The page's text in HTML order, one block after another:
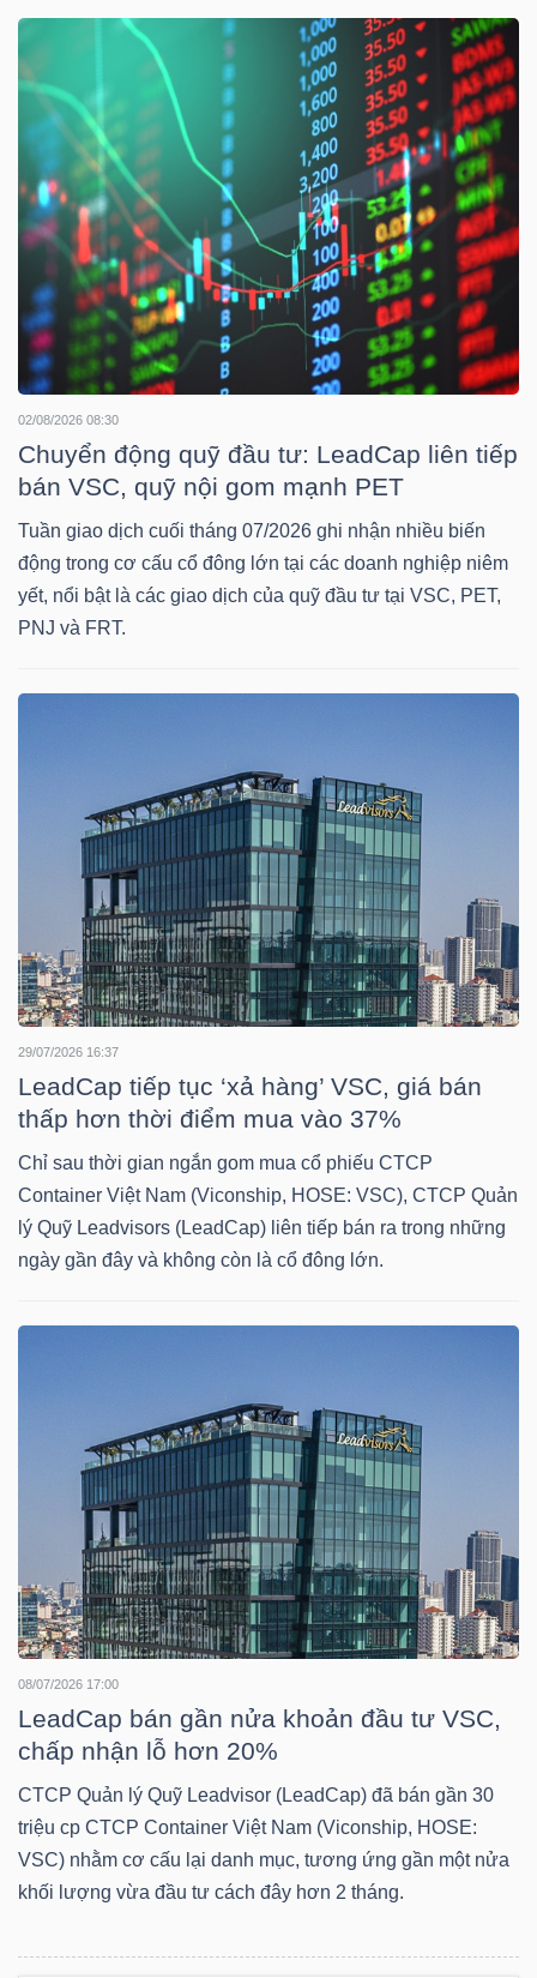
02/08/2026 08:30
Chuyển động quỹ đầu tư: LeadCap liên tiếp
bán VSC, quỹ nội gom mạnh PET
Tuần giao dịch cuối tháng 07/2026 ghi nhận nhiều biến
động trong cơ cấu cổ đông lớn tại các doanh nghiệp niêm
yết, nổi bật là các giao dịch của quỹ đầu tư tại VSC, PET,
PNJ và FRT.
29/07/2026 16:37
LeadCap tiếp tục ‘xả hàng’ VSC, giá bán
thấp hơn thời điểm mua vào 37%
Chỉ sau thời gian ngắn gom mua cổ phiếu CTCP
Container Việt Nam (Viconship, HOSE: VSC), CTCP Quản
lý Quỹ Leadvisors (LeadCap) liên tiếp bán ra trong những
ngày gần đây và không còn là cổ đông lớn.
08/07/2026 17:00
LeadCap bán gần nửa khoản đầu tư VSC,
chấp nhận lỗ hơn 20%
CTCP Quản lý Quỹ Leadvisor (LeadCap) đã bán gần 30
triệu cp CTCP Container Việt Nam (Viconship, HOSE:
VSC) nhằm cơ cấu lại danh mục, tương ứng gần một nửa
khối lượng vừa đầu tư cách đây hơn 2 tháng.
DOANH
NGHIỆP
BẤT
ĐỘNG
SẢN
CHÍNH
HÓA
KINH
THẾ
GIỚI
ĐÔNG
DƯƠNG
TÀI
CHÍNH
CÁ
NHÂN
VIETSTOCKFINANCE
MÔ
DOANH
NGHIỆP
CỔ